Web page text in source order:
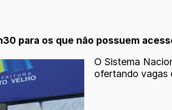
para os que não possuem
O Sistema
ofertando vagas